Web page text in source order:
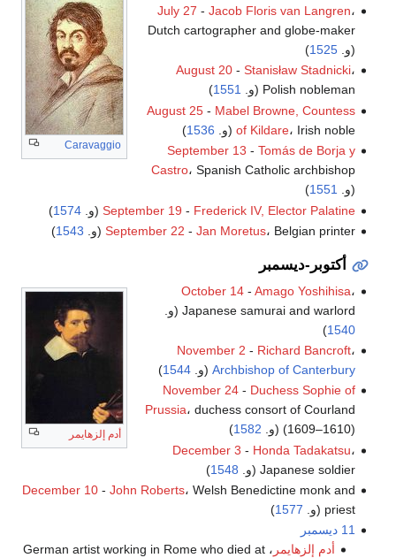
Caravaggio
July 27 - Jacob Floris van Langren،
Dutch cartographer and globe-maker
(و.1525
)
August 20- Stanisław Stadnicki،
Polish nobleman (و.
1551
)
August 25- Mabel Browne, Countess
of Kildare، Irish noble (و. 1536
)
September 13 - Tomás de Borja y
Castro، Spanish Catholic archbishop
(و.
1551
)
September 19 - Frederick IV, Elector Palatine (و.1574
)
September 22 - Jan Moretus، Belgian printer (و. 1543
)
أكتوبر-ديسمبر
أدم إلزهايمر
October 14- Amago Yoshihisa،
Japanese samurai and warlord (و.
1540
)
November 2 - Richard Bancroft،
Archbishop of Canterbury (و.1544
)
November 24- Duchess Sophie of
Prussia، duchess consort of Courland
(1609–1610) (و.
1582
)
December 3 - Honda Tadakatsu،
Japanese soldier (و.
1548
)
December 10- John Roberts، Welsh Benedictine monk and
priest (و.
1577
)
11 ديسمبر
أدم إلزهايمر
، German artist working in Rome who died at